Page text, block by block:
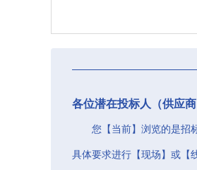
各位潜在投标人（供应商
您【当前】浏览的是招
具体要求进行【现场】或【